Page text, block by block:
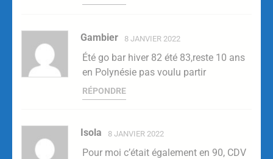
Gambier 8 JANVIER 2022
Été go bar hiver 82 été 83,reste 10 ans
en Polynésie pas voulu partir
RÉPONDRE
Isola 8 JANVIER 2022
Pour moi c’était également en 90, CDV